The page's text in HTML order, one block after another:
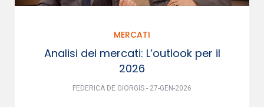
MERCATI
Analisi dei mercati: L’outlook per il
2026
FEDERICA DE GIORGIS - 27-GEN-2026